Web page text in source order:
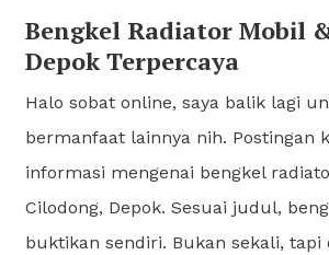
Bengkel Radiator Mobil
Depok Terpercaya
Halo sobat online, saya balik lagi
bermanfaat lainnya nih. Postingan
informasi mengenai bengkel
Cilodong, Depok. Sesuai judul,
buktikan sendiri. Bukan sekali,